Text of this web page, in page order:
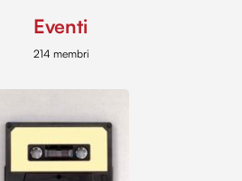
Eventi
214 membri